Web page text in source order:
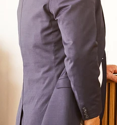
Krankheitsbilder & Therapien
Behandlungsfelder
Therapien
Symptome & Beschwerden
Selbsttests